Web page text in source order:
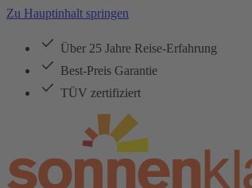
Zu Hauptinhalt springen
Über 25 Jahre Reise-Erfahrung
Best-Preis Garantie
TÜV zertifiziert